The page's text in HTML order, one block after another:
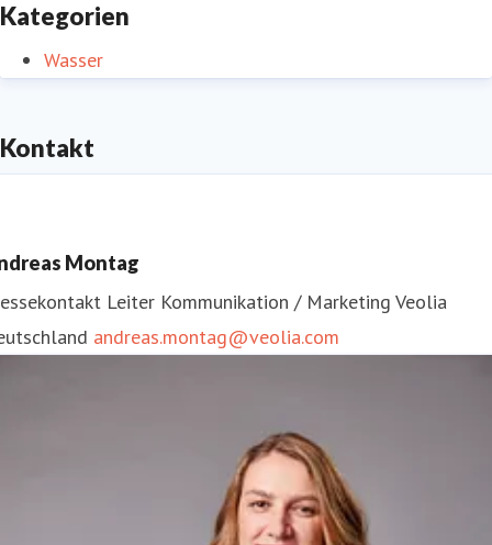
Kategorien
Wasser
Kontakt
Montag
Leiter Kommunikation / Marketing Veolia
andreas.montag@veolia.com